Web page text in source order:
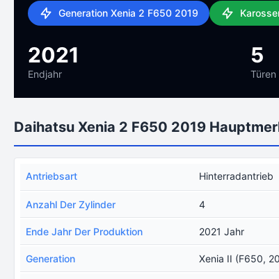
Generation Xenia 2 F650 2019
2021
Endjahr
5
Türen
Daihatsu Xenia 2 F650 2019
Antriebsart Hinterradantrieb
Anzahl Der Zylinder 4
Ende Jahr Der Produktion 2021 Jahr
Generation Xenia II (F650,